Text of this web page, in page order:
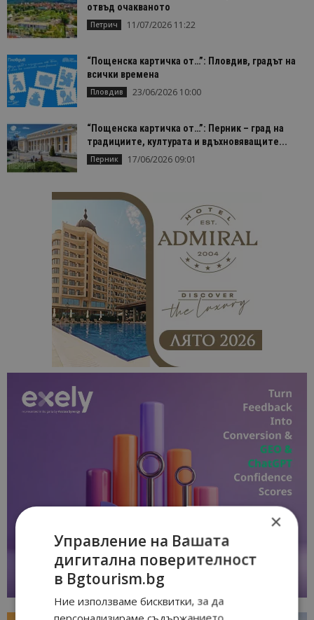
отвъд очакваното
Петрич 11/07/2026 11:22
“Пощенска картичка от…”: Пловдив, градът на
всички времена
Пловдив 23/06/2026 10:00
“Пощенска картичка от…”: Перник – град на
традициите, културата и вдъхновяващите...
Перник 17/06/2026 09:01
×
Управление на Вашата
дигитална поверителност
в Bgtourism.bg
Ние използваме бисквитки, за да